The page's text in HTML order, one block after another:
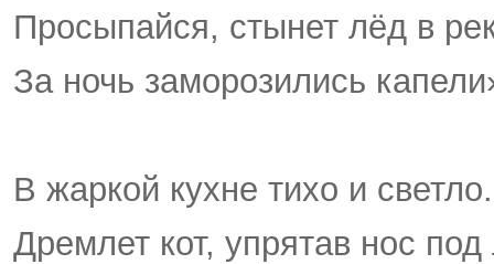
Просыпайся, стынет лёд в
За ночь заморозились
В жаркой кухне тихо и светло.
Дремлет кот, упрятав нос под